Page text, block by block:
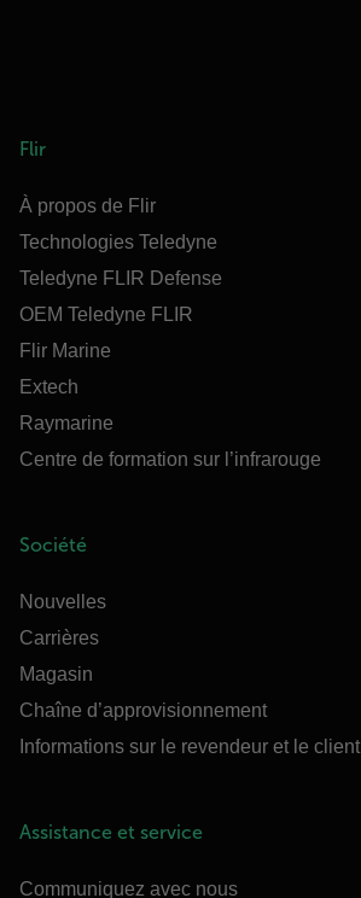
Flir
À propos de Flir
Technologies Teledyne
Teledyne FLIR Defense
OEM Teledyne FLIR
Flir Marine
Extech
Raymarine
Centre de formation sur l’infrarouge
Société
Nouvelles
Carrières
Magasin
Chaîne d’approvisionnement
Informations sur le revendeur et le client
Assistance et service
Communiquez avec nous